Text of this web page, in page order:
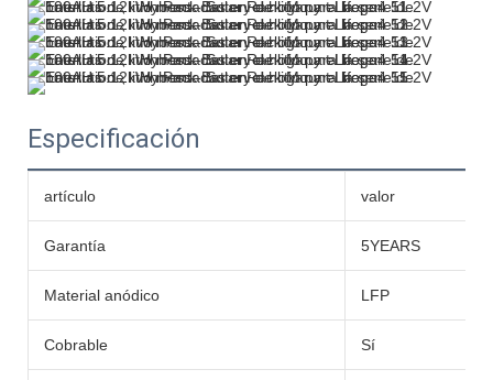
Especificación
artículo valor
Garantía 5YEARS
Material anódico LFP
Cobrable Sí